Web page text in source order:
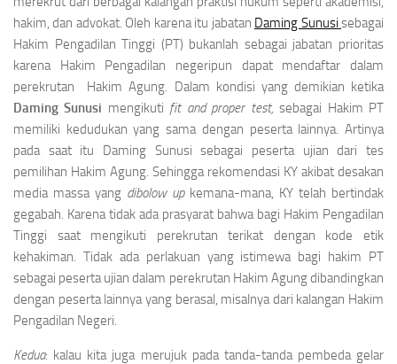
hakim, dan advokat. Oleh karena itu jabatan Daming Sunusi sebagai
Hakim Pengadilan Tinggi (PT) bukanlah sebagai jabatan prioritas
karena Hakim Pengadilan negeripun dapat mendaftar dalam
perekrutan Hakim Agung. Dalam kondisi yang demikian ketika
Daming Sunusi mengikuti fit and proper test,sebagai Hakim PT
memiliki kedudukan yang sama dengan peserta lainnya. Artinya
pada saat itu Daming Sunusi sebagai peserta ujian dari tes
pemilihan Hakim Agung. Sehingga rekomendasi KY akibat desakan
media massa yang dibolow up kemana-mana, KY telah bertindak
gegabah. Karena tidak ada prasyarat bahwa bagi Hakim Pengadilan
Tinggi saat mengikuti perekrutan terikat dengan kode etik
kehakiman. Tidak ada perlakuan yang istimewa bagi hakim PT
sebagai peserta ujian dalam perekrutan Hakim Agung dibandingkan
dengan peserta lainnya yang berasal, misalnya dari kalangan Hakim
Pengadilan Negeri.
Kedua: kalau kita juga merujuk pada tanda-tanda pembeda gelar